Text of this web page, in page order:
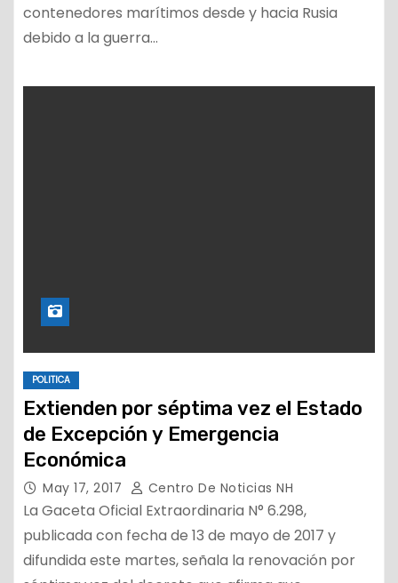
contenedores marítimos desde y hacia Rusia
debido a la guerra…
POLITICA
Extienden por séptima vez el Estado
de Excepción y Emergencia
Económica
May 17, 2017 Centro De Noticias NH
La Gaceta Oficial Extraordinaria N° 6.298,
publicada con fecha de 13 de mayo de 2017 y
difundida este martes, señala la renovación por